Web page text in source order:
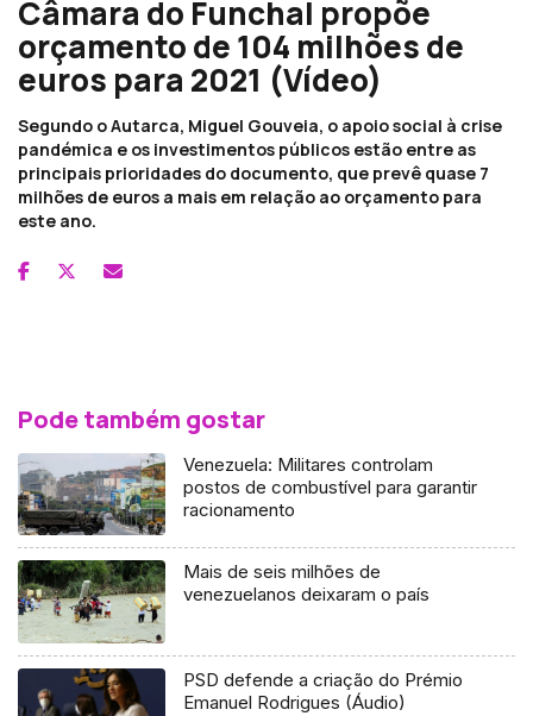
Câmara do Funchal propõe
orçamento de 104 milhões de
euros para 2021 (Vídeo)
Segundo o Autarca, Miguel Gouveia, o apoio social à crise
pandémica e os investimentos públicos estão entre as
principais prioridades do documento, que prevê quase 7
milhões de euros a mais em relação ao orçamento para
este ano.
Pode também gostar
Venezuela: Militares controlam
postos de combustível para garantir
racionamento
Mais de seis milhões de
venezuelanos deixaram o país
PSD defende a criação do Prémio
Emanuel Rodrigues (Áudio)